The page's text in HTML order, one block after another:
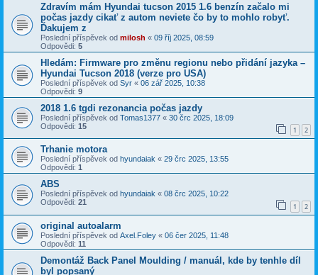
Zdravím mám Hyundai tucson 2015 1.6 benzín začalo mi
počas jazdy cikať z autom neviete čo by to mohlo robyť.
Ďakujem z
Poslední příspěvek od milosh « 09 říj 2025, 08:59
Odpovědi: 5
Hledám: Firmware pro změnu regionu nebo přidání jazyka –
Hyundai Tucson 2018 (verze pro USA)
Poslední příspěvek od Syr « 06 zář 2025, 10:38
Odpovědi: 9
2018 1.6 tgdi rezonancia počas jazdy
Poslední příspěvek od Tomas1377 « 30 črc 2025, 18:09
Odpovědi: 15 1 2
Trhanie motora
Poslední příspěvek od hyundaiak « 29 črc 2025, 13:55
Odpovědi: 1
ABS
Poslední příspěvek od hyundaiak « 08 črc 2025, 10:22
Odpovědi: 21 1 2
original autoalarm
Poslední příspěvek od Axel.Foley « 06 čer 2025, 11:48
Odpovědi: 11
Demontáž Back Panel Moulding / manuál, kde by tenhle díl
byl popsaný